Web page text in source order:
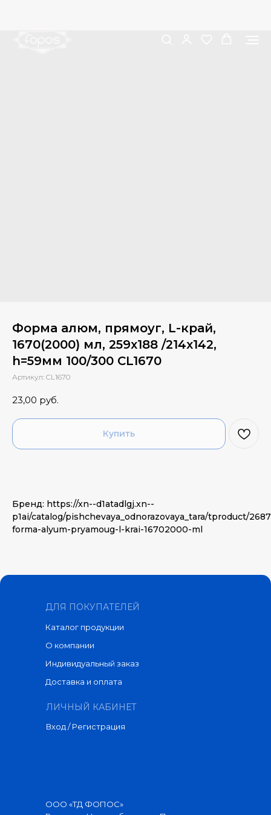
Форма алюм, прямоуг, L-край,
1670(2000) мл, 259х188 /214х142,
h=59мм 100/300 CL1670
Артикул: CL1670
23,00 руб.
Купить
Бренд: https://xn--d1atadlgj.xn--
p1ai/catalog/pishchevaya_odnorazovaya_tara/tproduct/
forma-alyum-pryamoug-l-krai-16702000-ml
ДЛЯ ПОКУПАТЕЛЕЙ
Каталог продукции
Доставка и оплата
ЛИЧНЫЙ КАБИНЕТ
Вход / Регистрация
О компании
Индивидуальный заказ
ООО «ТД ФОПОС»